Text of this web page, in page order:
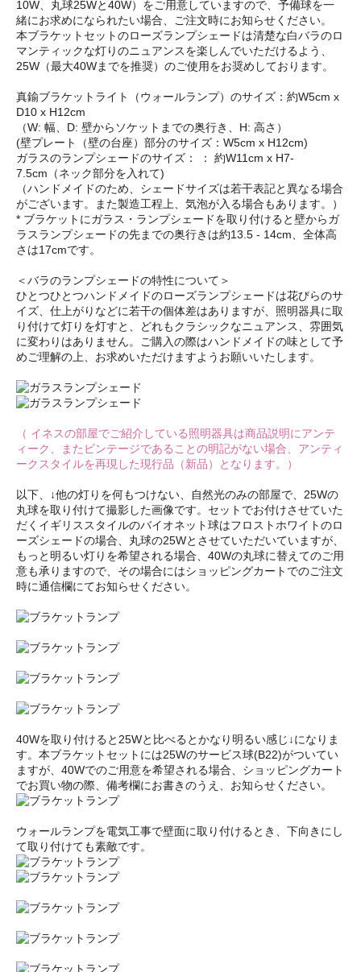
10W、丸球25Wと40W）をご用意していますので、予備球を一
緒にお求めになられたい場合、ご注文時にお知らせください。
本ブラケットセットのローズランプシェードは清楚な白バラのロ
マンティックな灯りのニュアンスを楽しんでいただけるよう、
25W（最大40Wまでを推奨）のご使用をお奨めしております。
真鍮ブラケットライト（ウォールランプ）のサイズ：約W5cm x
D10 x H12cm
（W: 幅、D: 壁からソケットまでの奥行き、H: 高さ）
(壁プレート（壁の台座）部分のサイズ：W5cm x H12cm)
ガラスのランプシェードのサイズ： ： 約W11cm x H7-
7.5cm（ネック部分を入れて)
（ハンドメイドのため、シェードサイズは若干表記と異なる場合
がございます。また製造工程上、気泡が入る場合もあります。）
* ブラケットにガラス・ランプシェードを取り付けると壁からガ
ラスランプシェードの先までの奥行きは約13.5 - 14cm、全体高
さは17cmです。
＜バラのランプシェードの特性について＞
ひとつひとつハンドメイドのローズランプシェードは花びらのサ
イズ、仕上がりなどに若干の個体差はありますが、照明器具に取
り付けて灯りを灯すと、どれもクラシックなニュアンス、雰囲気
に変わりはありません。ご購入の際はハンドメイドの味として予
めご理解の上、お求めいただけますようお願いいたします。
（ イネスの部屋でご紹介している照明器具は商品説明にアンテ
ィーク、またビンテージであることの明記がない場合、アンティ
ークスタイルを再現した現行品（新品）となります。）
以下、↓他の灯りを何もつけない、自然光のみの部屋で、25Wの
丸球を取り付けて撮影した画像です。セットでお付けさせていた
だくイギリススタイルのバイオネット球はフロストホワイトのロ
ーズシェードの場合、丸球の25Wとさせていただいていますが、
もっと明るい灯りを希望される場合、40Wの丸球に替えてのご用
意も承りますので、その場合にはショッピングカートでのご注文
時に通信欄にてお知らせください。
40Wを取り付けると25Wと比べるとかなり明るい感じ↓になりま
す。本ブラケットセットには25Wのサービス球(B22)がついてい
ますが、40Wでのご用意を希望される場合、ショッピングカート
でお買い物の際、備考欄にお書きのうえ、お知らせください。
ウォールランプを電気工事で壁面に取り付けるとき、下向きにし
て取り付けても素敵です。